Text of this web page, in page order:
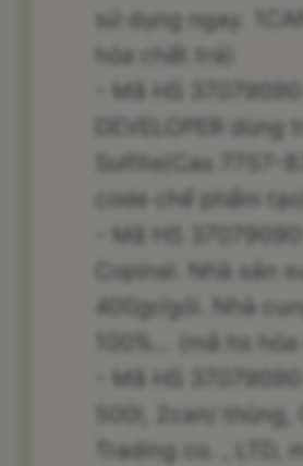
sử dụng ngay.
hóa chất trá)
- Mã HS
DEVELOPER
Sulfite(Cas 7757-
code chế phẩm tạo)
- Mã HS
Copinal. Nhà sản
400gr/gói. Nhà
100%... (mã hs
- Mã HS
500l, 2can/ thùng,
Trading co. ,